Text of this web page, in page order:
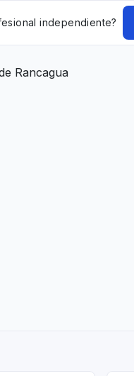
independiente?